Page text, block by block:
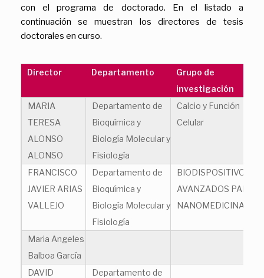
con el programa de doctorado. En el listado a
continuación se muestran los directores de tesis
doctorales en curso.
Director Departamento
Grupo de
investigación
MARIA
TERESA
ALONSO
ALONSO
Departamento de
Bioquímica y
Biología Molecular y
Fisiología
Calcio y Función
Celular
FRANCISCO
JAVIER ARIAS
VALLEJO
Departamento de
Bioquímica y
Biología Molecular y
Fisiología
BIODISPOSITIVOS
AVANZADOS PARA
NANOMEDICINA
Maria Angeles
Balboa García
DAVID
Departamento de